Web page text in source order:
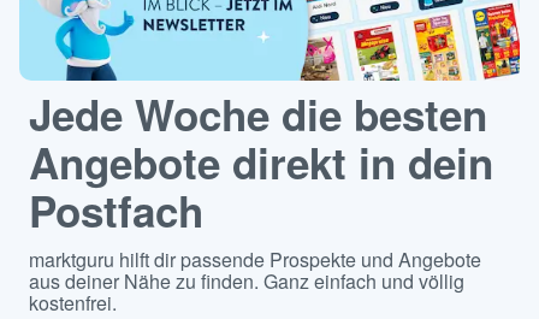
Jede Woche die besten
Angebote direkt in dein
Postfach
marktguru hilft dir passende Prospekte und Angebote
aus deiner Nähe zu finden. Ganz einfach und völlig
kostenfrei.